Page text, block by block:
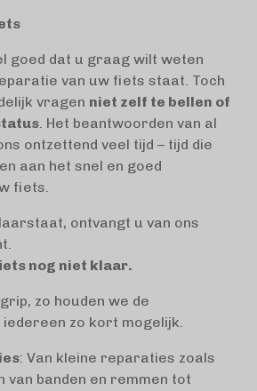
goed dat u graag wilt weten
van uw fiets staat. Toch
vragen niet zelf te bellen of
. Het beantwoorden van al
ontzettend veel tijd – tijd die
aan het snel en goed
fiets.
ontvangt u van ons
nog niet klaar.
zo houden we de
zo kort mogelijk.
: Van kleine reparaties zoals
van banden en remmen tot